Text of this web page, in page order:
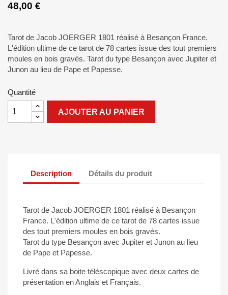
48,00 €
Tarot de Jacob JOERGER 1801 réalisé à Besançon France.
L'édition ultime de ce tarot de 78 cartes issue des tout premiers
moules en bois gravés. Tarot du type Besançon avec Jupiter et
Junon au lieu de Pape et Papesse.
Quantité
AJOUTER AU PANIER
Description Détails du produit
Tarot de Jacob JOERGER 1801 réalisé à Besançon
France. L'édition ultime de ce tarot de 78 cartes issue
des tout premiers moules en bois gravés.
Tarot du type Besançon avec Jupiter et Junon au lieu
de Pape et Papesse.
Livré dans sa boite téléscopique avec deux cartes de
présentation en Anglais et Français.